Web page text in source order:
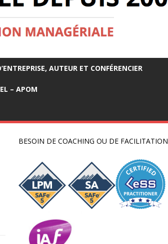
AUTEUR ET CONFÉRENCIER
– APOM
BESOIN DE COACHING OU DE FACILITATION